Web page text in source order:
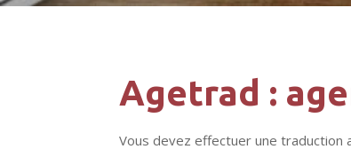
Agetrad :
Vous devez effectuer une traduction